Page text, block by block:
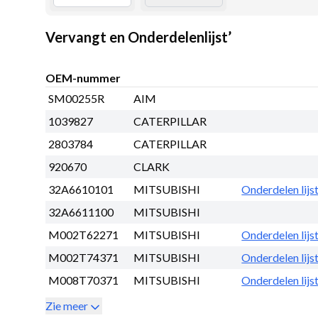
Vervangt en Onderdelenlijst’
OEM-nummer
SM00255R
AIM
1039827
CATERPILLAR
2803784
CATERPILLAR
920670
CLARK
32A6610101
MITSUBISHI
Onderdelen lijst
32A6611100
MITSUBISHI
M002T62271
MITSUBISHI
Onderdelen lijst
M002T74371
MITSUBISHI
Onderdelen lijst
M008T70371
MITSUBISHI
Onderdelen lijst
Zie meer